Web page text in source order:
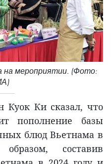
на мероприятии. (Фото:
Куок Ки сказал, что
пополнение базы
блюд Вьетнама в
составив